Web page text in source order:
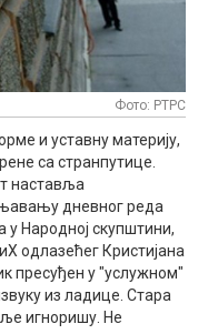
Фото: РТРС
и уставну материју,
са странпутице.
наставља
дневног реда
Народној скупштини,
одлазећег Кристијана
пресуђен у "услужном"
из ладице. Стара
игноришу. Не